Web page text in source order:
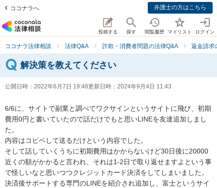
ココナラへ 弁護士の方はこちら
投稿する 探す 閲覧履歴 マイリスト ログイン
ココナラ法律相談 法律Q&A 詐欺・消費者問題の法律Q&A 返金請求
解決策を教えてください
公開日時： 2022年6月7日 19:48更新日時： 2024年9月4日 11:43
6/6に、サイトで副業と調べてワクサインというサイトに飛び、初期
費用0円と書いていたので話だけでもと思いLINEを友達追加しまし
た。
内容はコピペして送るだけという内容でした。
そして話していくうちに初期費用はかからないけど30日後に20000
近くの額がかかると言われ、それは1-2日で取り返せますよという事
で怪しいなと思いつつクレジットカード決済をしてしまいました。
決済後サポートする専門のLINEを紹介され追加し、富士というサイ